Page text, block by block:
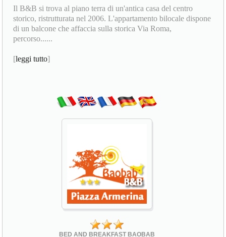
Il B&B si trova al piano terra di un'antica casa del centro
storico, ristrutturata nel 2006. L'appartamento bilocale dispone
di un balcone che affaccia sulla storica Via Roma,
percorso......
[leggi tutto]
BED AND BREAKFAST BAOBAB